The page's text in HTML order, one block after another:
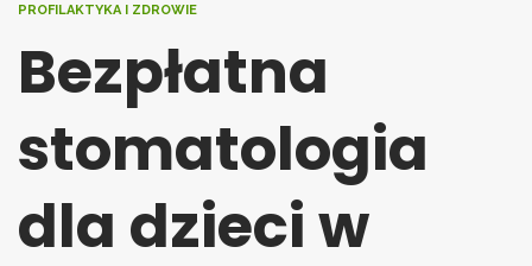
PROFILAKTYKA I ZDROWIE
Bezpłatna
stomatologia
dla dzieci w